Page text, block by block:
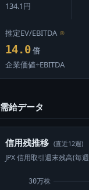
134.1円
推定EV/EBITDA ⊙
14.0 倍
企業価値÷EBITDA
需給データ
信用残推移 (直近12週)
JPX 信用取引週末残高(毎
30万株